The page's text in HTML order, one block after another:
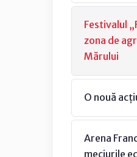
Festivalul
zona de
Mărului
O nouă
Arena
meciurile